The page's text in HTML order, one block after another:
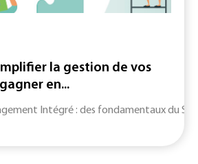
la gestion de vos
en...
Intégré : des fondamentaux du